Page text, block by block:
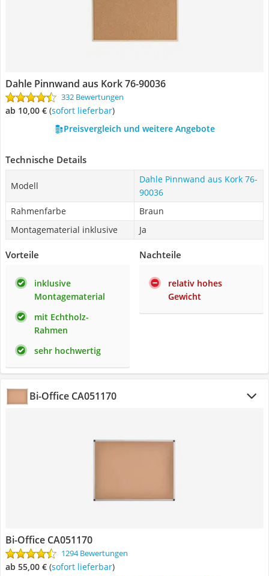
Dahle Pinnwand aus Kork ‎76-90036
332 Bewertungen
ab 10,00 € ( Sofort lieferbar)
Preisvergleich und weitere Angebote
Technische Details
Modell
Dahle Pinnwand aus Kork ‎76-
90036
Rahmenfarbe
Braun
Montagematerial inklusive
Ja
Vorteile
inklusive
Montagematerial
mit Echtholz-
Rahmen
sehr hochwertig
Nachteile
relativ hohes
Gewicht
Bi-Office CA051170
Bi-Office CA051170
1294 Bewertungen
ab 55,00 € ( Sofort lieferbar)